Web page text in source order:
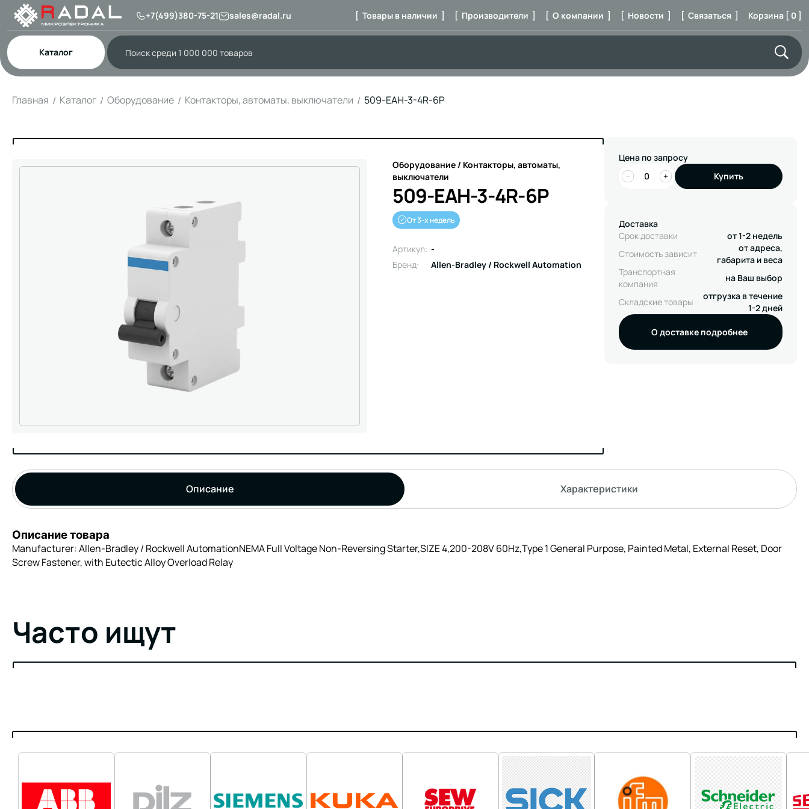
+7(499)380-75-21 sales@radal.ru [ Товары в наличии ] [ Производители ] [ О компании ] [ Новости ] [ Связаться ] Корзина [ 0 ]
Каталог
Главная Каталог Оборудование Контакторы, автоматы, выключатели 509-EAH-3-4R-6P
Оборудование / Контакторы, автоматы,
выключатели
509-EAH-3-4R-6P
От 3-х недель
Артикул: -
Бренд:
Allen-Bradley / Rockwell Automation
Цена по запросу
−
+ Купить
Доставка
Срок доставки
от 1-2 недель
Стоимость зависит
от адреса,
габарита и веса
Транспортная
компания
на Ваш выбор
Складские товары
отгрузка в течение
1-2 дней
О доставке подробнее
Описание Характеристики
Описание товара
Manufacturer: Allen-Bradley / Rockwell AutomationNEMA Full Voltage Non-Reversing Starter,SIZE 4,200-208V 60Hz,Type 1 General Purpose, Painted Metal, External Reset, Door
Screw Fastener, with Eutectic Alloy Overload Relay
Часто ищут